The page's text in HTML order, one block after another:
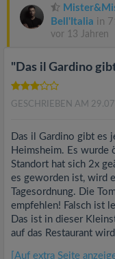
Bell'Italia in
vor 13 Jahren
"Das il Gardino
GESCHRIEBEN AM
Das il Gardino gibt es
Heimsheim. Es wurde
Standort hat sich 2x
es geworden ist, wird
Tagesordnung. Die
empfehlen! Falsch ist
Das ist in dieser
auf das Restaurant
[Auf extra Seite